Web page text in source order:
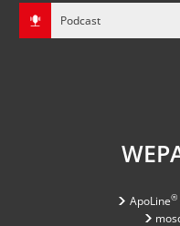
Podcast
ApoLine®